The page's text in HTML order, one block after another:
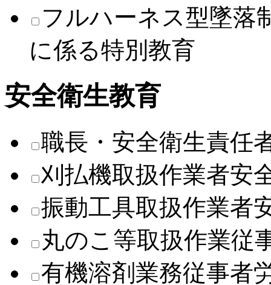
フルハーネス型墜落
に係る特別教育
安全衛生教育
職長・安全衛生責任
刈払機取扱作業者安
振動工具取扱作業者
丸のこ等取扱作業従
有機溶剤業務従事者